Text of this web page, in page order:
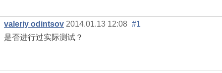
valeriy odintsov 2014.01.13 12:08 #1
是否进行过实际测试？